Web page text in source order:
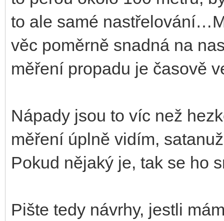
to ale samé
věc poměrně snadná na
měření propadu je časově
Nápady jsou to víc než
měření úplně vidím,
Pokud nějaký je, tak se ho
Pište tedy návrhy, jestli